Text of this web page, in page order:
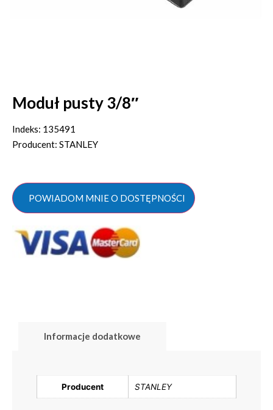
Moduł pusty 3/8″
Indeks: 135491
Producent: STANLEY
POWIADOM MNIE O DOSTĘPNOŚCI
Informacje dodatkowe
Producent STANLEY